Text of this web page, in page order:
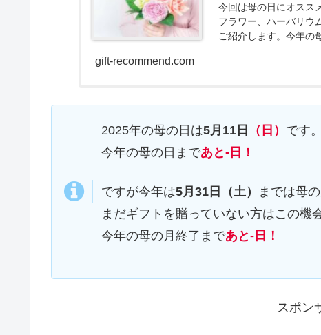
今回は母の日にオスス
フラワー、ハーバリウ
ご紹介します。今年の
gift-recommend.com
2025年の母の日は5月11日 （日） です。
今年の母の日まであと-日！
ですが今年は5月31日（土）
までは母の
まだギフトを贈っていない方はこの機
今年の母の月終了まであと-日！
スポン